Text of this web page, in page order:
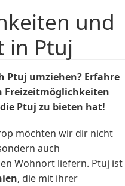
und
in Ptuj
Ptuj umziehen? Erfahre
Freizeitmöglichkeiten
Ptuj zu bieten hat!
möchten wir dir nicht
auch
Wohnort liefern. Ptuj ist
, die mit ihrer